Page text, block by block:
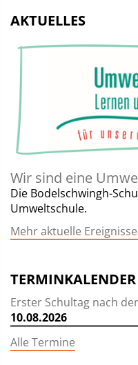
AKTUELLES
Wir sind eine
Die Bodelschwingh-
Umweltschule.
Mehr aktuelle
TERMINKALENDER
Erster Schultag nach
10.08.2026
Alle Termine